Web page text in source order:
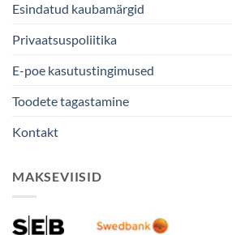
Esindatud kaubamärgid
Privaatsuspoliitika
E-poe kasutustingimused
Toodete tagastamine
Kontakt
MAKSEVIISID